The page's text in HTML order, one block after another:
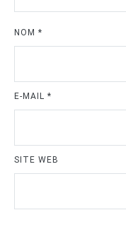
NOM *
E-MAIL *
SITE WEB